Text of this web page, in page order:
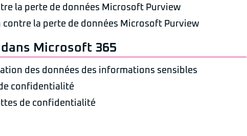
la perte de données Microsoft Purview
contre la perte de données Microsoft Purview
Microsoft 365
des données des informations sensibles
confidentialité
de confidentialité